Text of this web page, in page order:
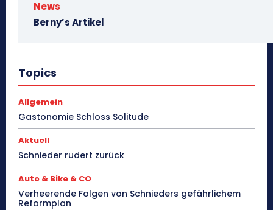
News
Berny’s Artikel
Topics
Allgemein
Gastonomie Schloss Solitude
Aktuell
Schnieder rudert zurück
Auto & Bike & CO
Verheerende Folgen von Schnieders gefährlichem
Reformplan